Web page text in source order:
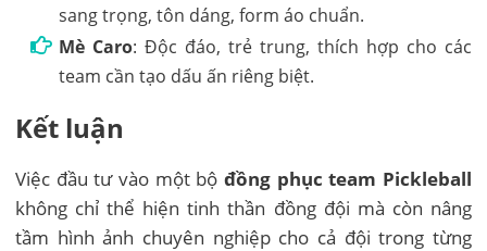
sang trọng, tôn dáng, form áo chuẩn.
Mè Caro: Độc đáo, trẻ trung, thích hợp cho các
team cần tạo dấu ấn riêng biệt.
Kết luận
Việc đầu tư vào một bộ đồng phục team Pickleball
không chỉ thể hiện tinh thần đồng đội mà còn nâng
tầm hình ảnh chuyên nghiệp cho cả đội trong từng